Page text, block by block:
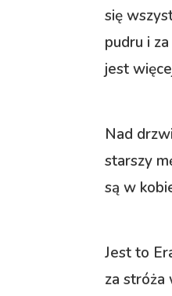
się
pudru i
jest
Nad
starszy
są w
Jest to
za stróża